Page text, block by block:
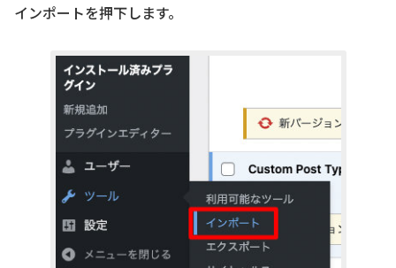
インポートを押下します。